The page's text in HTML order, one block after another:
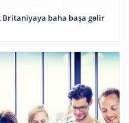
Britaniyaya baha başa gəlir